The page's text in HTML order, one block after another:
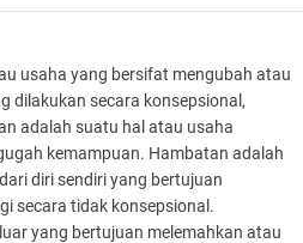
usaha yang bersifat mengubah atau
dilakukan secara konsepsional,
adalah suatu hal atau usaha
kemampuan. Hambatan adalah
diri sendiri yang bertujuan
secara tidak konsepsional.
yang bertujuan melemahkan atau